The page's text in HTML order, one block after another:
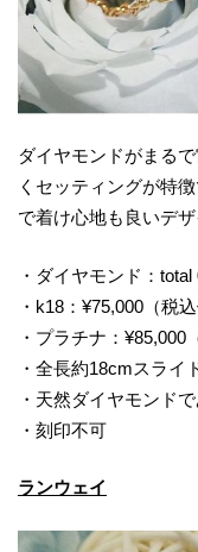
ダイヤモンドがまる
くセッティングが特
で着け心地も良いデザ
・ダイヤモンド：total
・k18：¥75,000（税
・プラチナ：¥85,000
・全長約18cmスライ
・天然ダイヤモンド
・刻印不可
ランウェイ